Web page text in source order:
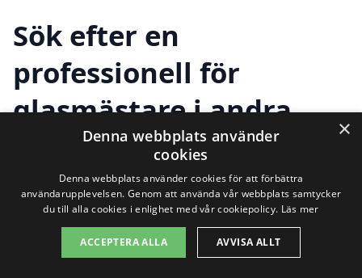
Sök efter en
professionell för
glasmästare i andra
städer nära Hestra
Att hitta rätt glasmästare i Hestra kan
ibland kännas överväldigande, särskilt om
×
Denna webbplats använder
cookies
Denna webbplats använder cookies för att förbättra
användarupplevelsen. Genom att använda vår webbplats samtycker
du till alla cookies i enlighet med vår cookiepolicy. Läs mer
ACCEPTERA ALLA AVVISA ALLT